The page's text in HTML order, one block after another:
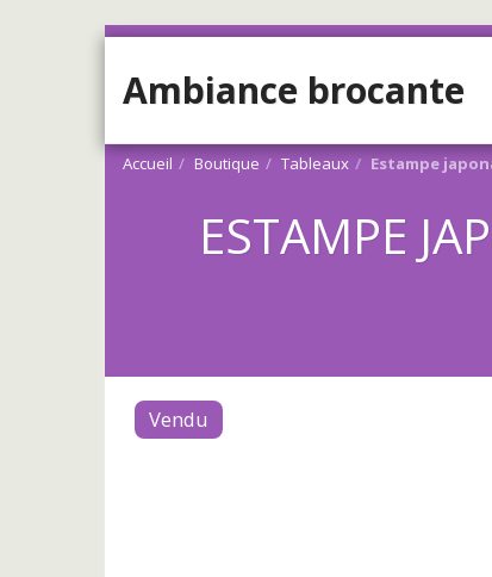
Ambiance brocante
Accueil Boutique Tableaux Estampe
ESTAMPE
Vendu